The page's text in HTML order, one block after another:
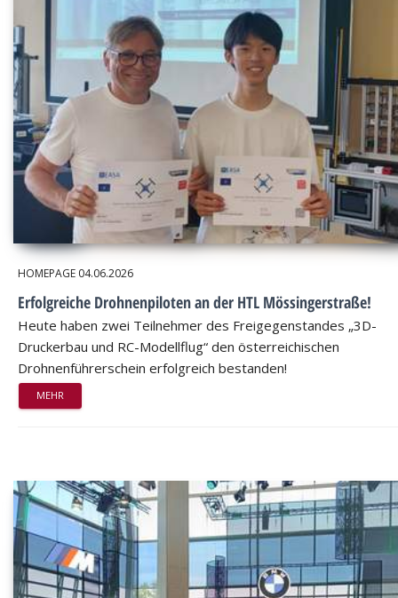
HOMEPAGE 04.06.2026
Erfolgreiche Drohnenpiloten an der HTL Mössingerstraße!
Heute haben zwei Teilnehmer des Freigegenstandes „3D-
Druckerbau und RC-Modellflug“ den österreichischen
Drohnenführerschein erfolgreich bestanden!
MEHR